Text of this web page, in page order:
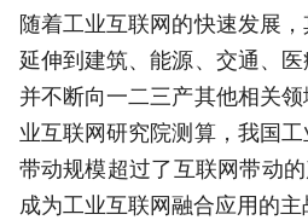
随着工业互联网的快速发展
延伸到建筑、能源、交通、
并不断向一二三产其他相关
业互联网研究院测算，我国
带动规模超过了互联网带动
成为工业互联网融合应用的主